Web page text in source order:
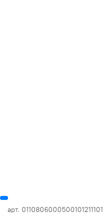
арт. 0110806000500101211101